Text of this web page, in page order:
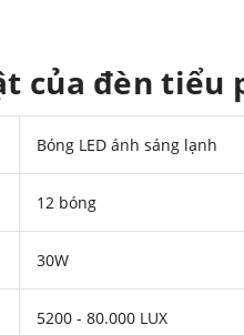
của đèn tiểu
Bóng LED ánh sáng lạnh
12 bóng
30W
5200 - 80.000 LUX